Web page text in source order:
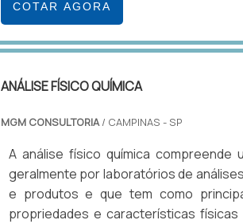
COTAR AGORA
ANÁLISE FÍSICO QUÍMICA
MGM CONSULTORIA/ CAMPINAS - SP
A análise físico química compreende
geralmente por laboratórios de
e produtos e que tem como
propriedades e características